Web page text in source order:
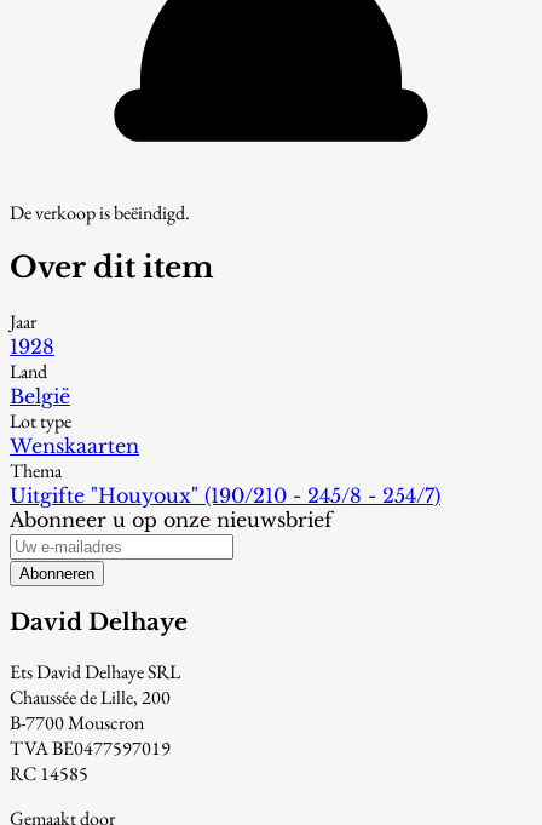
De verkoop is beëindigd.
Over dit item
Jaar
1928
Land
België
Lot type
Wenskaarten
Thema
Uitgifte "Houyoux" (190/210 - 245/8 - 254/7)
Abonneer u op onze nieuwsbrief
Abonneren
David Delhaye
Ets David Delhaye SRL
Chaussée de Lille, 200
B-7700 Mouscron
TVA BE0477597019
RC 14585
Gemaakt door